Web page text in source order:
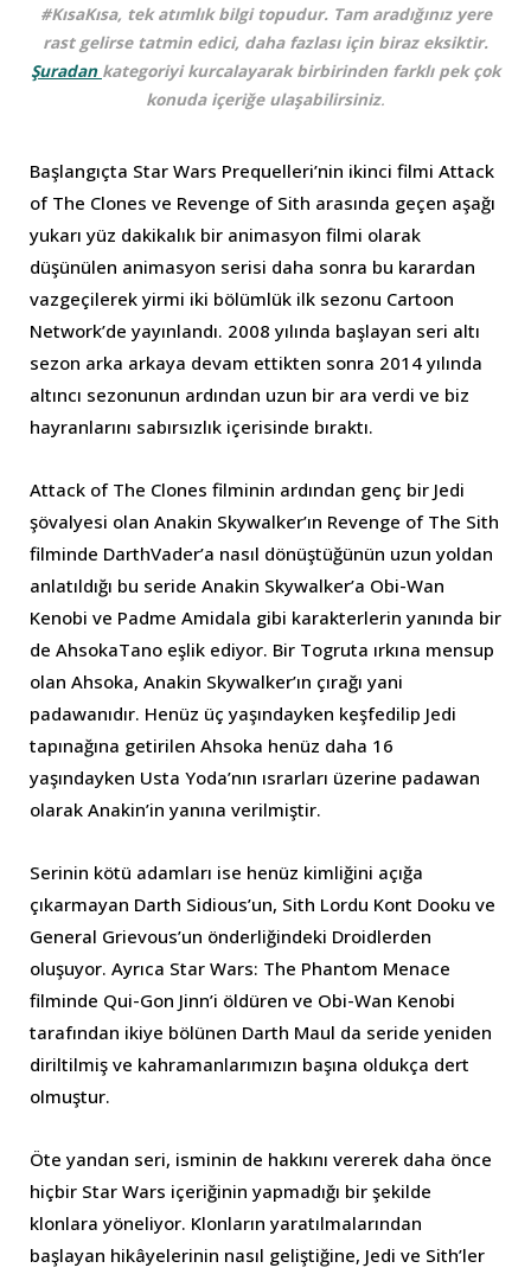
#KısaKısa, tek atımlık bilgi topudur. Tam aradığınız yere
rast gelirse tatmin edici, daha fazlası için biraz eksiktir.
Şuradan kategoriyi kurcalayarak birbirinden farklı pek çok
konuda içeriğe ulaşabilirsiniz.
Başlangıçta Star Wars Prequelleri’nin ikinci filmi Attack
of The Clones ve Revenge of Sith arasında geçen aşağı
yukarı yüz dakikalık bir animasyon filmi olarak
düşünülen animasyon serisi daha sonra bu karardan
vazgeçilerek yirmi iki bölümlük ilk sezonu Cartoon
Network’de yayınlandı. 2008 yılında başlayan seri altı
sezon arka arkaya devam ettikten sonra 2014 yılında
altıncı sezonunun ardından uzun bir ara verdi ve biz
hayranlarını sabırsızlık içerisinde bıraktı.
Attack of The Clones filminin ardından genç bir Jedi
şövalyesi olan Anakin Skywalker’ın Revenge of The Sith
filminde DarthVader’a nasıl dönüştüğünün uzun yoldan
anlatıldığı bu seride Anakin Skywalker’a Obi-Wan
Kenobi ve Padme Amidala gibi karakterlerin yanında bir
de AhsokaTano eşlik ediyor. Bir Togruta ırkına mensup
olan Ahsoka, Anakin Skywalker’ın çırağı yani
padawanıdır. Henüz üç yaşındayken keşfedilip Jedi
tapınağına getirilen Ahsoka henüz daha 16
yaşındayken Usta Yoda’nın ısrarları üzerine padawan
olarak Anakin’in yanına verilmiştir.
Serinin kötü adamları ise henüz kimliğini açığa
çıkarmayan Darth Sidious’un, Sith Lordu Kont Dooku ve
General Grievous’un önderliğindeki Droidlerden
oluşuyor. Ayrıca Star Wars: The Phantom Menace
filminde Qui-Gon Jinn’i öldüren ve Obi-Wan Kenobi
tarafından ikiye bölünen Darth Maul da seride yeniden
diriltilmiş ve kahramanlarımızın başına oldukça dert
olmuştur.
Öte yandan seri, isminin de hakkını vererek daha önce
hiçbir Star Wars içeriğinin yapmadığı bir şekilde
klonlara yöneliyor. Klonların yaratılmalarından
başlayan hikâyelerinin nasıl geliştiğine, Jedi ve Sith’ler